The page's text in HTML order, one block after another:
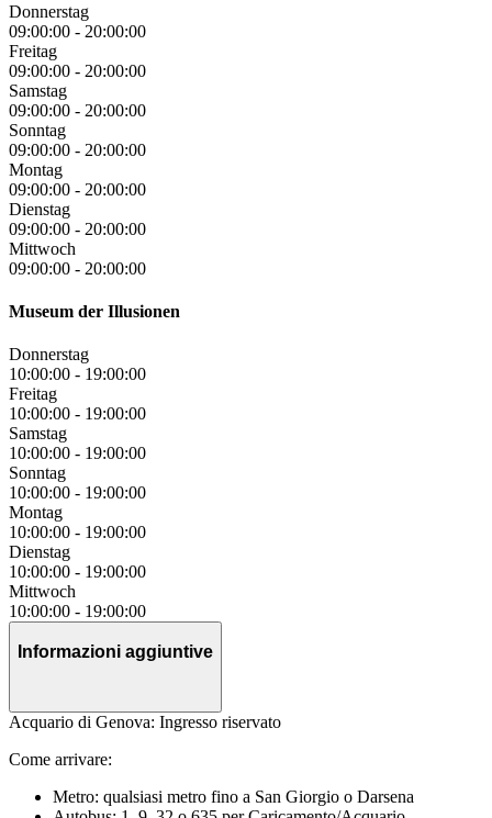
Donnerstag
09:00:00 - 20:00:00
Freitag
09:00:00 - 20:00:00
Samstag
09:00:00 - 20:00:00
Sonntag
09:00:00 - 20:00:00
Montag
09:00:00 - 20:00:00
Dienstag
09:00:00 - 20:00:00
Mittwoch
09:00:00 - 20:00:00
Museum der Illusionen
Donnerstag
10:00:00 - 19:00:00
Freitag
10:00:00 - 19:00:00
Samstag
10:00:00 - 19:00:00
Sonntag
10:00:00 - 19:00:00
Montag
10:00:00 - 19:00:00
Dienstag
10:00:00 - 19:00:00
Mittwoch
10:00:00 - 19:00:00
Informazioni aggiuntive
Acquario di Genova: Ingresso riservato
Come arrivare:
Metro: qualsiasi metro fino a San Giorgio o Darsena